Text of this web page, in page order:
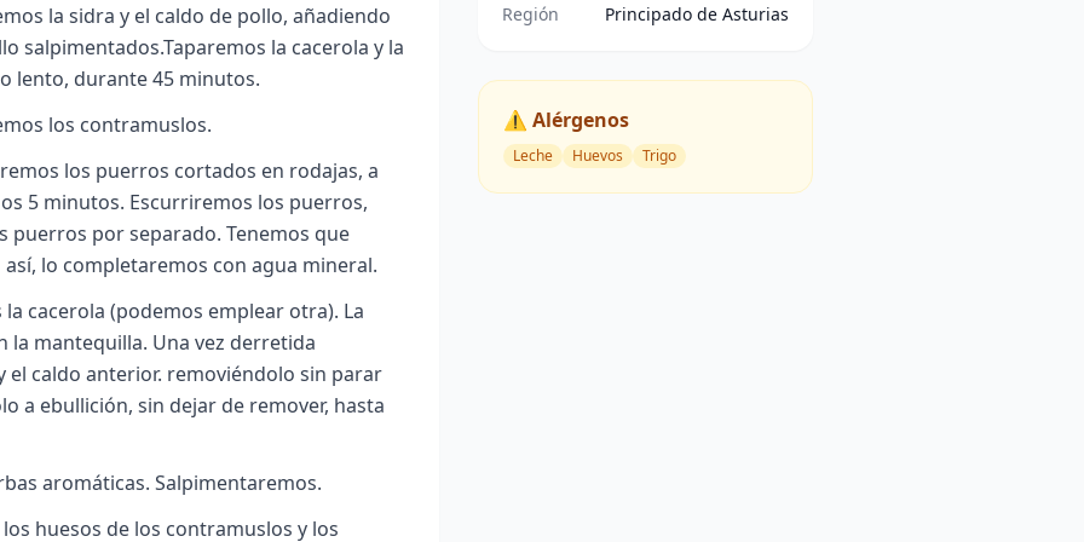
la sidra y el caldo de pollo, añadiendo
salpimentados.Taparemos la cacerola y la
lento, durante 45 minutos.
los contramuslos.
los puerros cortados en rodajas, a
5 minutos. Escurriremos los puerros,
puerros por separado. Tenemos que
lo completaremos con agua mineral.
cacerola (podemos emplear otra). La
la mantequilla. Una vez derretida
el caldo anterior. removiéndolo sin parar
a ebullición, sin dejar de remover, hasta
aromáticas. Salpimentaremos.
huesos de los contramuslos y los
Región Principado de Asturias
⚠️ Alérgenos
Leche Huevos Trigo